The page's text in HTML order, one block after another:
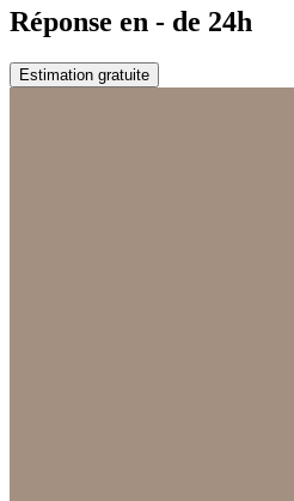
Réponse en - de 24h
Estimation gratuite